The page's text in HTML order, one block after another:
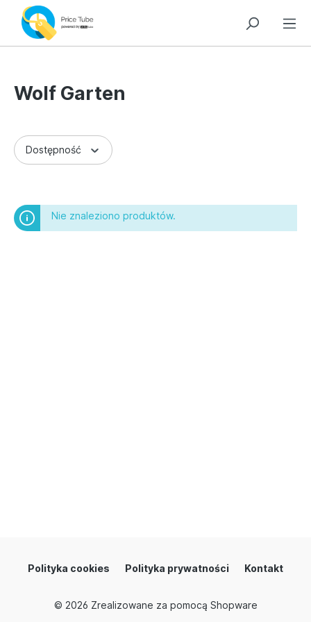
Wolf Garten
Dostępność
Nie znaleziono produktów.
Polityka cookies Polityka prywatności Kontakt
© 2026 Zrealizowane za pomocą Shopware